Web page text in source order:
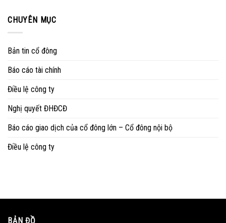
CHUYÊN MỤC
Bản tin cổ đông
Báo cáo tài chính
Điều lệ công ty
Nghị quyết ĐHĐCĐ
Báo cáo giao dịch của cổ đông lớn – Cổ đông nội bộ
Điều lệ công ty
BẢN ĐỒ